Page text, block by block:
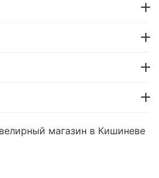
магазин в Кишиневе